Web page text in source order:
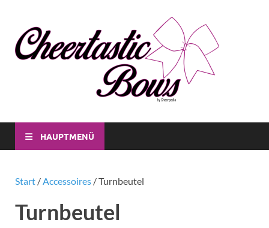
HAUPTMENÜ
Start /Accessoires / Turnbeutel
Turnbeutel